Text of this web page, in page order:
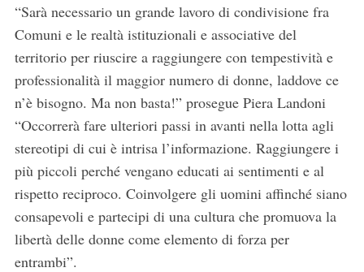
“Sarà necessario un grande lavoro di condivisione fra
Comuni e le realtà istituzionali e associative del
territorio per riuscire a raggiungere con tempestività e
professionalità il maggior numero di donne, laddove ce
n’è bisogno. Ma non basta!” prosegue Piera Landoni
“Occorrerà fare ulteriori passi in avanti nella lotta agli
stereotipi di cui è intrisa l’informazione. Raggiungere i
più piccoli perché vengano educati ai sentimenti e al
rispetto reciproco. Coinvolgere gli uomini affinché siano
consapevoli e partecipi di una cultura che promuova la
libertà delle donne come elemento di forza per
entrambi”.
S
e
a
r